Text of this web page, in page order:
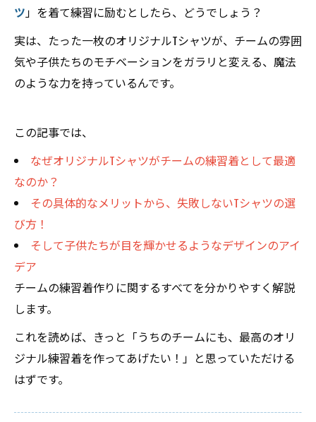
ツ」を着て練習に励むとしたら、どうでしょう？
実は、たった一枚のオリジナルTシャツが、チームの雰囲
気や子供たちのモチベーションをガラリと変える、魔法
のような力を持っているんです。
この記事では、
なぜオリジナルTシャツがチームの練習着として最適
なのか？
その具体的なメリットから、失敗しないTシャツの選
び方！
そして子供たちが目を輝かせるようなデザインのアイ
デア
チームの練習着作りに関するすべてを分かりやすく解説
します。
これを読めば、きっと「うちのチームにも、最高のオリ
ジナル練習着を作ってあげたい！」と思っていただける
はずです。